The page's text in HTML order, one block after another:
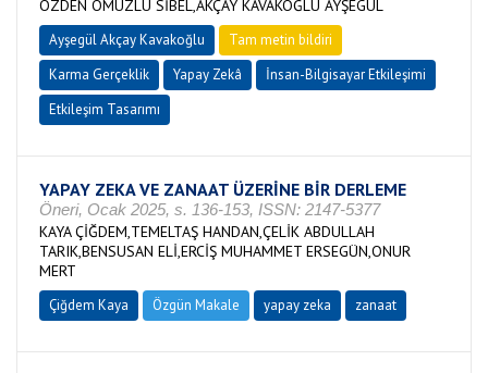
ÖZDEN OMUZLU SİBEL,AKÇAY KAVAKOĞLU AYŞEGÜL
Ayşegül Akçay Kavakoğlu
Tam metin bildiri
Karma Gerçeklik
Yapay Zekâ
İnsan-Bilgisayar Etkileşimi
Etkileşim Tasarımı
YAPAY ZEKA VE ZANAAT ÜZERİNE BİR DERLEME
Öneri, Ocak 2025, s. 136-153, ISSN: 2147-5377
KAYA ÇİĞDEM,TEMELTAŞ HANDAN,ÇELİK ABDULLAH
TARIK,BENSUSAN ELİ,ERCİŞ MUHAMMET ERSEGÜN,ONUR
MERT
Çiğdem Kaya Özgün Makale yapay zeka zanaat